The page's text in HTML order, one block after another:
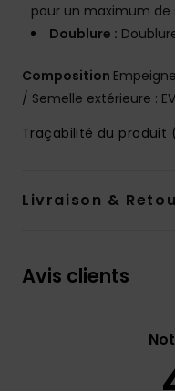
pour un maximum de
Doublure :
Composition
/ Semelle extérieure :
Traçabilité du produit
Livraison &
Avis clients